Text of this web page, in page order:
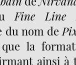
Fine Line
du nom de
la
ainsi à